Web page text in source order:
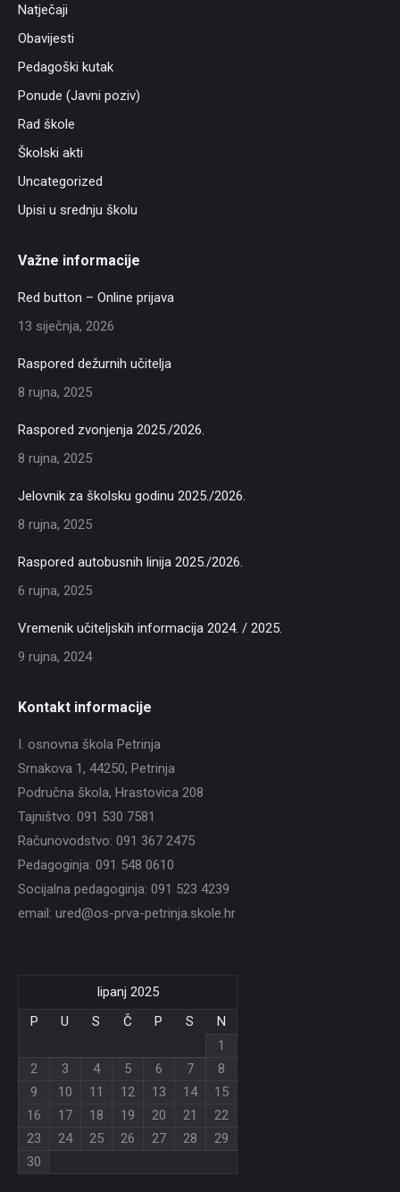
Natječaji
Obavijesti
Pedagoški kutak
Ponude (Javni poziv)
Rad škole
Školski akti
Uncategorized
Upisi u srednju školu
Važne informacije
Red button – Online prijava
13 siječnja, 2026
Raspored dežurnih učitelja
8 rujna, 2025
Raspored zvonjenja 2025./2026.
8 rujna, 2025
Jelovnik za školsku godinu 2025./2026.
8 rujna, 2025
Raspored autobusnih linija 2025./2026.
6 rujna, 2025
Vremenik učiteljskih informacija 2024. / 2025.
9 rujna, 2024
Kontakt informacije
I. osnovna škola Petrinja
Srnakova 1, 44250, Petrinja
Područna škola, Hrastovica 208
Tajništvo: 091 530 7581
Računovodstvo: 091 367 2475
Pedagoginja: 091 548 0610
Socijalna pedagoginja: 091 523 4239
email: ured@os-prva-petrinja.skole.hr
lipanj 2025
P
U S Č P S
N
1
2
3 4 5 6 7
8
9
10 11 12 13 14
15
16
17 18 19 20 21
22
23
24 25 26 27 28
29
30